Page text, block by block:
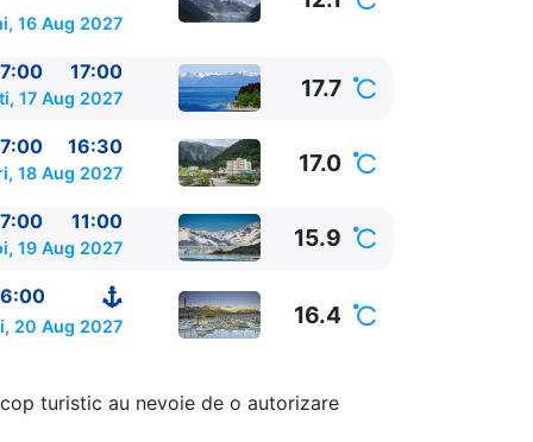
09:00 -
16 Aug 2027
17:00
17 Aug 2027 17.7
16:30
18 Aug 2027 17.0
11:00
19 Aug 2027 15.9
20 Aug 2027 16.4
turistic au nevoie de o autorizare